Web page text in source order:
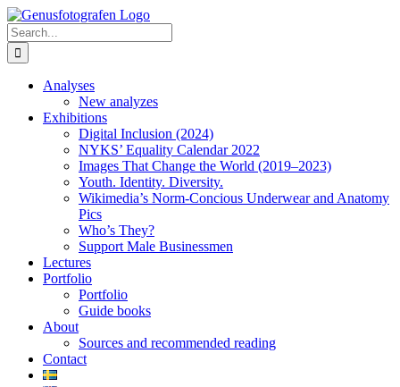
Skip
to
content
Search
for:
Analyses
New analyzes
Exhibitions
Digital Inclusion (2024)
NYKS’ Equality Calendar 2022
Images That Change the World (2019–2023)
Youth. Identity. Diversity.
Wikimedia’s Norm-Concious Underwear and Anatomy
Pics
Who’s They?
Support Male Businessmen
Lectures
Portfolio
Portfolio
Guide books
About
Sources and recommended reading
Contact